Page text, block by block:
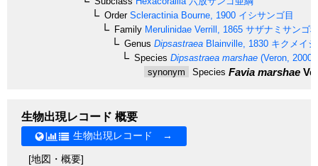
OrderScleractinia Bourne, 1900 イシサンゴ目
Family Merulinidae Verrill, 1865 サザナミサンゴ
Genus Dipsastraea Blainville, 1830 キクメイ
Species Dipsastraea marshae (Veron, 2000)
synonym
Species Favia marshae
生物出現レコード 概要
生物出現レコード →
[地図・概要]